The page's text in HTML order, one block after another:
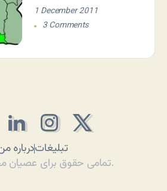
1 December 2011
3 Comments
دربارهتبلیغات
تمامی حقوق برای عصیان محفوظ است.